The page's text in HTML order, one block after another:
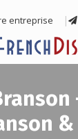
entreprise
&